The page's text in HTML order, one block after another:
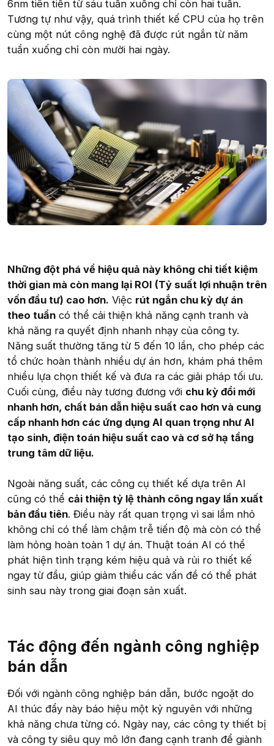
6nm tiên tiến từ sáu tuần xuống chỉ còn hai tuần.
Tương tự như vậy, quá trình thiết kế CPU của họ trên
cùng một nút công nghệ đã được rút ngắn từ năm
tuần xuống chỉ còn mười hai ngày.
Những đột phá về hiệu quả này không chỉ tiết kiệm
thời gian mà còn mang lại ROI (Tỷ suất lợi nhuận trên
vốn đầu tư) cao hơn. Việc rút ngắn chu kỳ dự án
theo tuần có thể cải thiện khả năng cạnh tranh và
khả năng ra quyết định nhanh nhạy của công ty.
Năng suất thường tăng từ 5 đến 10 lần, cho phép các
tổ chức hoàn thành nhiều dự án hơn, khám phá thêm
nhiều lựa chọn thiết kế và đưa ra các giải pháp tối ưu.
Cuối cùng, điều này tương đương với chu kỳ đổi mới
nhanh hơn, chất bán dẫn hiệu suất cao hơn và cung
cấp nhanh hơn các ứng dụng AI quan trọng như AI
tạo sinh, điện toán hiệu suất cao và cơ sở hạ tầng
trung tâm dữ liệu.
Ngoài năng suất, các công cụ thiết kế dựa trên AI
cũng có thể cải thiện tỷ lệ thành công ngay lần xuất
bản đầu tiên. Điều này rất quan trọng vì sai lầm nhỏ
không chỉ có thể làm chậm trễ tiến độ mà còn có thể
làm hỏng hoàn toàn 1 dự án. Thuật toán AI có thể
phát hiện tình trạng kém hiệu quả và rủi ro thiết kế
ngay từ đầu, giúp giảm thiểu các vấn đề có thể phát
sinh sau này trong giai đoạn sản xuất.
Tác động đến ngành công nghiệp
bán dẫn​
Đối với ngành công nghiệp bán dẫn, bước ngoặt do
AI thúc đẩy này báo hiệu một kỷ nguyên với những
khả năng chưa từng có. Ngày nay, các công ty thiết bị
và công ty siêu quy mô lớn đang cạnh tranh để giành